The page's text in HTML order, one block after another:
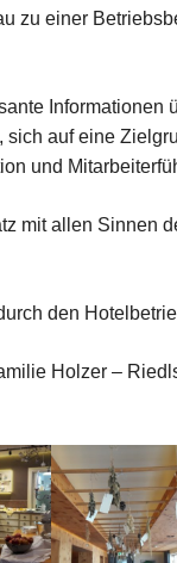
zu einer
Informationen
auf eine
und
mit allen Sinnen
den
Holzer –